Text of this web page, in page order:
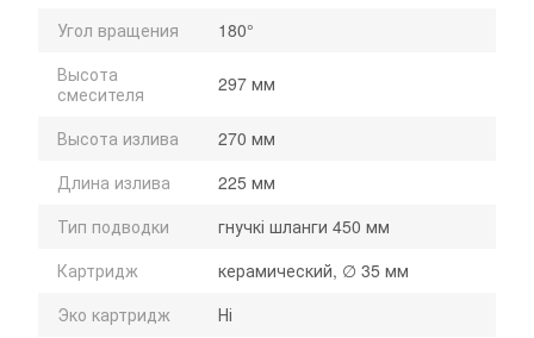
Угол вращения
180°
Высота
смесителя
297 мм
Высота излива
270 мм
Длина излива
225 мм
Тип подводки
гнучкі шланги 450 мм
Картридж
керамический, ∅ 35 мм
Эко картридж
Ні